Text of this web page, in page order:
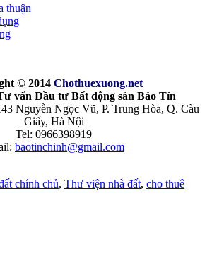
thuận
© 2014 Chothuexuong.net
vấn Đầu tư Bất động sản Bảo Tín
Nguyễn Ngọc Vũ, P. Trung Hòa, Q. Càu
Giấy, Hà Nội
Tel: 0966398919
baotinchinh@gmail.com
chính chủ, Thư viện nhà đất, cho thuê